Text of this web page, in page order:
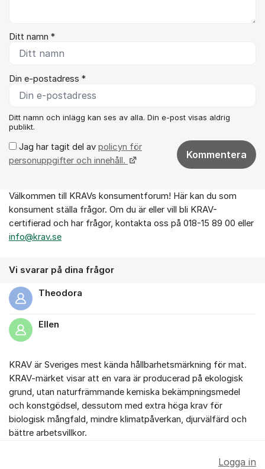
Ditt namn *
Din e-postadress *
Ditt namn och inlägg kan ses av alla. Din e-post visas aldrig
publikt.
Jag har tagit del av policyn för
personuppgifter och innehåll.
Kommentera
Om forumet
Välkommen till KRAVs konsumentforum! Här kan du som
konsument ställa frågor. Om du är eller vill bli KRAV-
certifierad och har frågor, kontakta oss på 018-15 89 00 eller
info@krav.se
Vi svarar på dina frågor
Theodora
Ellen
KRAV är Sveriges mest kända hållbarhetsmärkning för mat.
KRAV-märket visar att en vara är producerad på ekologisk
grund, utan naturfrämmande kemiska bekämpningsmedel
och konstgödsel, dessutom med extra höga krav för
biologisk mångfald, mindre klimatpåverkan, djurvälfärd och
bättre arbetsvillkor.
Logga in